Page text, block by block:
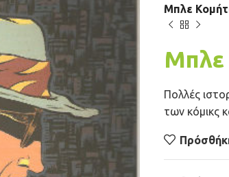
Μπλε
Μπλε
Πολλές
των κόμικς